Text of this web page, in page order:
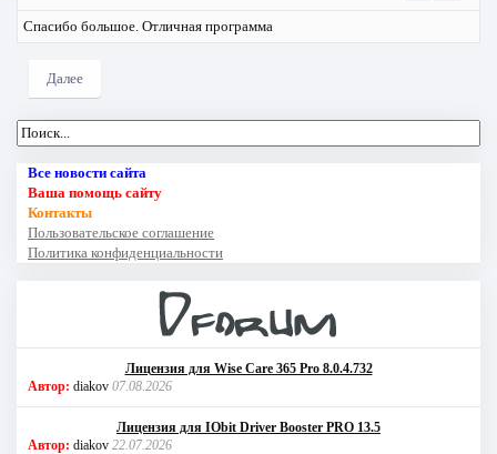
Спасибо большое. Отличная программа
Далее
Все новости сайта
Ваша помощь сайту
Контакты
Пользовательское соглашение
Политика конфиденциальности
Лицензия для Wise Care 365 Pro 8.0.4.732
Автор: diakov 07.08.2026
Лицензия для IObit Driver Booster PRO 13.5
Автор: diakov 22.07.2026